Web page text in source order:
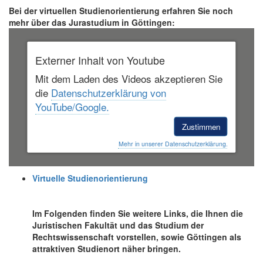
Bei der virtuellen Studienorientierung erfahren Sie noch
mehr über das Jurastudium in Göttingen:
Externer Inhalt von Youtube
Mit dem Laden des Videos akzeptieren Sie
die Datenschutzerklärung von
YouTube/Google.
Zustimmen
Mehr in unserer Datenschutzerklärung.
Virtuelle Studienorientierung
Im Folgenden finden Sie weitere Links, die Ihnen die
Juristischen Fakultät und das Studium der
Rechtswissenschaft vorstellen, sowie Göttingen als
attraktiven Studienort näher bringen.